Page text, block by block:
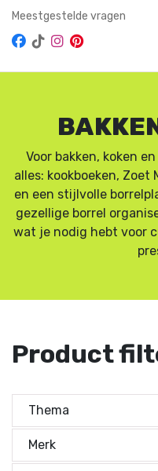
Meestgestelde vragen
Voor bakken, koken
alles: kookboeken, Zoet
en een stijlvolle
gezellige borrel
wat je nodig hebt voor
Product
Thema
Merk